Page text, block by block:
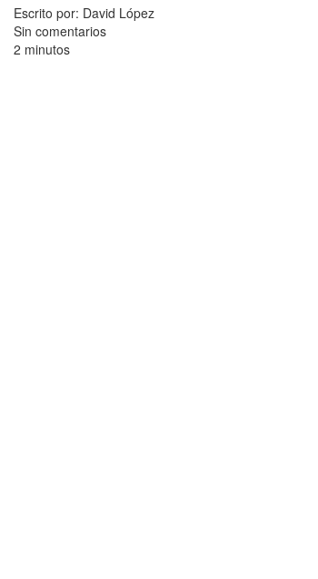
Escrito por: David López
Sin comentarios
2 minutos